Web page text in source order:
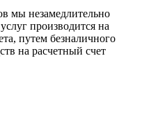
мы незамедлительно
производится на
путем безналичного
на расчетный счет